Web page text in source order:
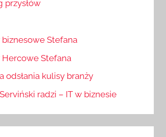
przysłów
biznesowe Stefana
Hercowe Stefana
odsłania kulisy branży
radzi – IT w biznesie